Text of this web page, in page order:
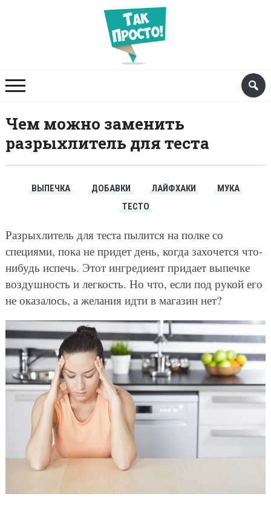
Чем можно заменить
разрыхлитель для теста
ВЫПЕЧКА ДОБАВКИ ЛАЙФХАКИ
МУКА
ТЕСТО
Разрыхлитель для теста пылится на полке со
специями, пока не придет день, когда захочется что-
нибудь испечь. Этот ингредиент придает выпечке
воздушность и легкость. Но что, если под рукой его
не оказалось, а желания идти в магазин нет?